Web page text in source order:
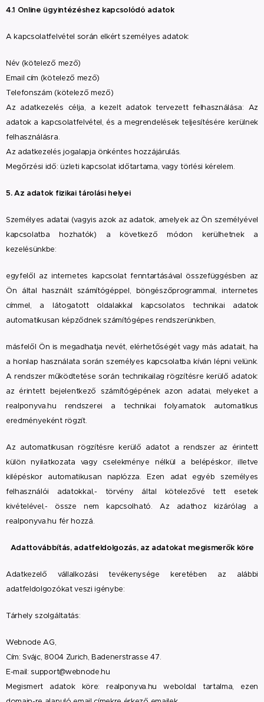
4.1 Online ügyintézéshez kapcsolódó adatok
A kapcsolatfelvétel során elkért személyes adatok:
Név (kötelező mező)
Email cím (kötelező mező)
Telefonszám (kötelező mező)
Az adatkezelés célja, a kezelt adatok tervezett felhasználása: Az
adatok a kapcsolatfelvétel, és a megrendelések teljesítésére kerülnek
felhasználásra.
Az adatkezelés jogalapja önkéntes hozzájárulás.
Megőrzési idő: üzleti kapcsolat időtartama, vagy törlési kérelem.
5. Az adatok fizikai tárolási helyei
Személyes adatai (vagyis azok az adatok, amelyek az Ön személyével
kapcsolatba hozhatók) a következő módon kerülhetnek a
kezelésünkbe:
egyfelől az internetes kapcsolat fenntartásával összefüggésben az
Ön által használt számítógéppel, böngészőprogrammal, internetes
címmel, a látogatott oldalakkal kapcsolatos technikai adatok
automatikusan képződnek számítógépes rendszerünkben,
másfelől Ön is megadhatja nevét, elérhetőségét vagy más adatait, ha
a honlap használata során személyes kapcsolatba kíván lépni velünk.
A rendszer működtetése során technikailag rögzítésre kerülő adatok:
az érintett bejelentkező számítógépének azon adatai, melyeket a
realponyva.hu rendszerei a technikai folyamatok automatikus
eredményeként rögzít.
Az automatikusan rögzítésre kerülő adatot a rendszer az érintett
külön nyilatkozata vagy cselekménye nélkül a belépéskor, illetve
kilépéskor automatikusan naplózza. Ezen adat egyéb személyes
felhasználói adatokkal,- törvény által kötelezővé tett esetek
kivételével,- össze nem kapcsolható. Az adathoz kizárólag a
realponyva.hu fér hozzá.
Adattovábbítás, adatfeldolgozás, az adatokat megismerők köre
Adatkezelő vállalkozási tevékenysége keretében az alábbi
adatfeldolgozókat veszi igénybe:
Tárhely szolgáltatás:
Webnode AG,
Cím: Svájc, 8004 Zurich, Badenerstrasse 47.
E-mail: support@webnode.hu
Megismert adatok köre: realponyva.hu weboldal tartalma, ezen